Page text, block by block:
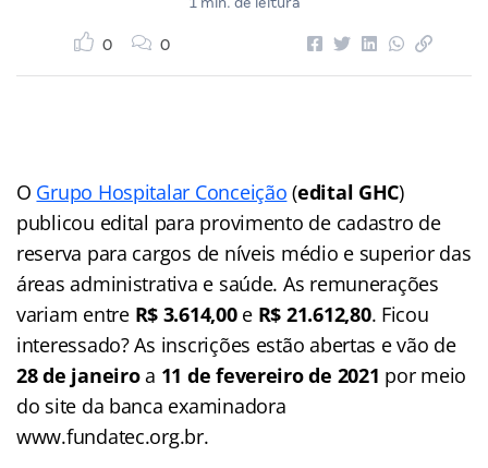
0 0
O Grupo Hospitalar Conceição (edital GHC)
publicou edital para provimento de cadastro de
reserva para cargos de níveis médio e superior das
áreas administrativa e saúde. As remunerações
variam entre R$ 3.614,00e R$ 21.612,80. Ficou
interessado? As inscrições estão abertas e vão de
28 de janeiroa 11 de fevereiro de 2021 por meio
do site da banca examinadora
www.fundatec.org.br.